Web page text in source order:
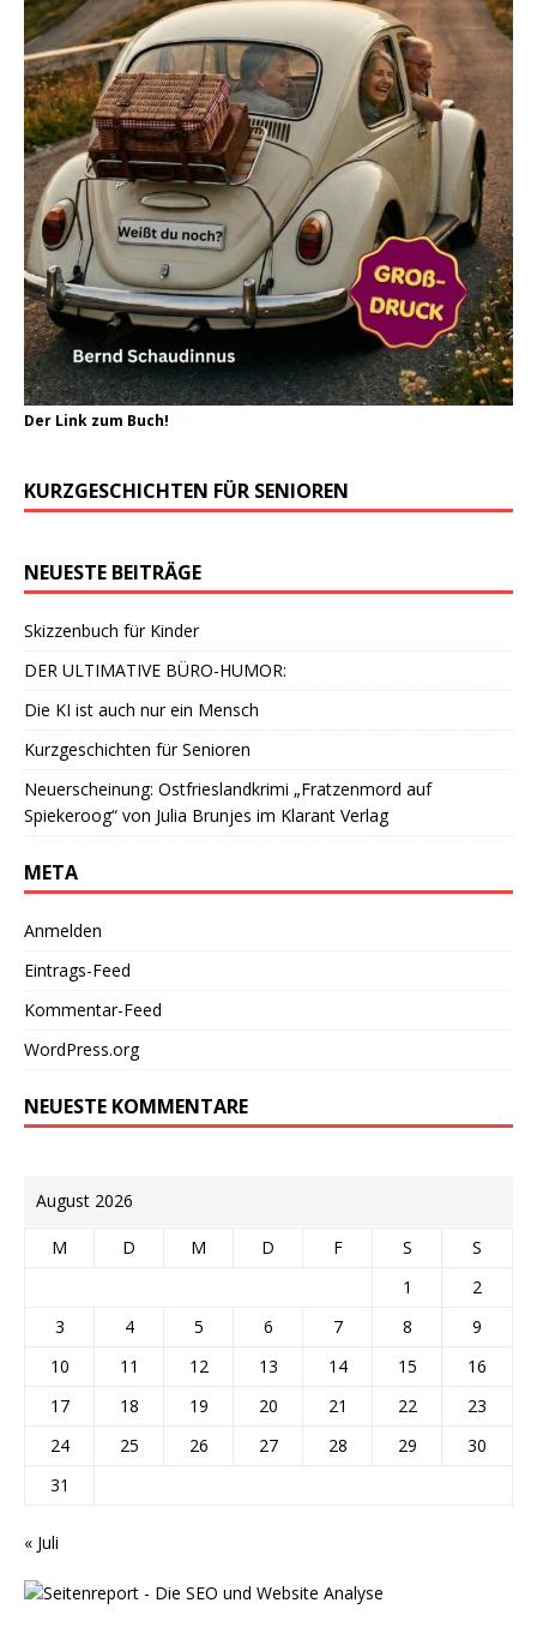
Der Link zum Buch!
KURZGESCHICHTEN FÜR SENIOREN
NEUESTE BEITRÄGE
Skizzenbuch für Kinder
DER ULTIMATIVE BÜRO-HUMOR:
Die KI ist auch nur ein Mensch
Kurzgeschichten für Senioren
Neuerscheinung: Ostfrieslandkrimi „Fratzenmord auf
Spiekeroog“ von Julia Brunjes im Klarant Verlag
META
Anmelden
Eintrags-Feed
Kommentar-Feed
WordPress.org
NEUESTE KOMMENTARE
August 2026
M D M D F S
S
1
2
3
4 5 6 7 8
9
10
11 12 13 14 15
16
17
18 19 20 21 22
23
24
25 26 27 28 29
30
31
« Juli